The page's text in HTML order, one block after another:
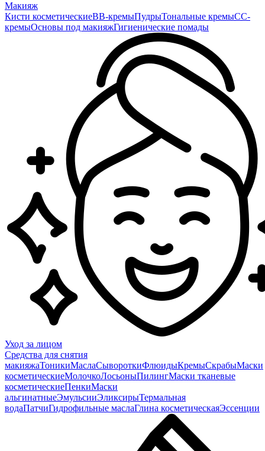
Макияж
Кисти косметическиеBB-кремыПудрыТональные кремыCC-
кремыОсновы под макияжГигиенические помады
Уход за лицом
Средства для снятия
макияжаТоникиМаслаСывороткиФлюидыКремыСкрабыМаски
косметическиеМолочкоЛосьоныПилингМаски тканевые
косметическиеПенкиМаски
альгинатныеЭмульсииЭликсирыТермальная
водаПатчиГидрофильные маслаГлина косметическаяЭссенции